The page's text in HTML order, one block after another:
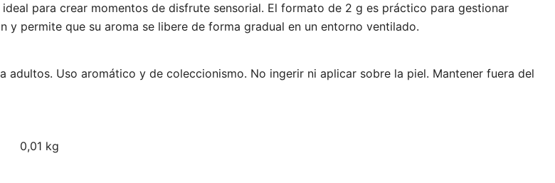
para crear momentos de disfrute sensorial. El formato de 2 g es práctico para gestionar
permite que su aroma se libere de forma gradual en un entorno ventilado.
Uso aromático y de coleccionismo. No ingerir ni aplicar sobre la piel. Mantener fuera del
0,01 kg